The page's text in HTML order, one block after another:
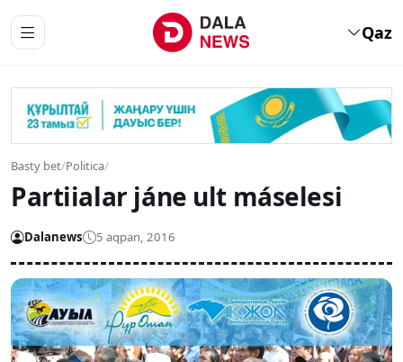
Qaz
Basty bet/Politica/
Partiialar jáne ult máselesi
Dalanews 5 aqpan, 2016